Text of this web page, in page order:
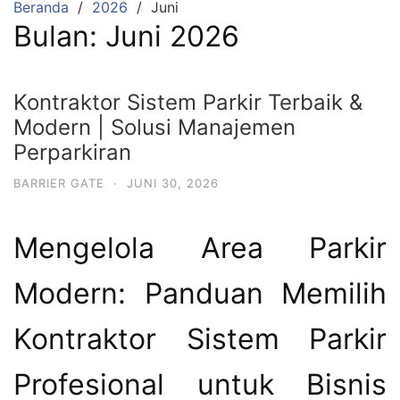
Beranda 2026 Juni
Bulan: Juni 2026
Kontraktor Sistem Parkir Terbaik &
Modern | Solusi Manajemen
Perparkiran
BARRIER GATE · JUNI 30, 2026
Mengelola Area Parkir
Modern: Panduan Memilih
Kontraktor Sistem Parkir
Profesional untuk Bisnis